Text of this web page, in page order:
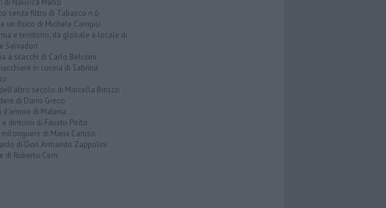
di Nausica Manzi
senza filtro di Tabasco n.6
un fisico di Michele Campisi
e territorio, da globale a locale di
Salvadori
a scacchi di Carlo Belciani
in cucina di Sabrina
secolo di Marcella Bitozzi
di Dario Greco
d'amore di Malena ...
e dintorni di Fausto Pirìto
di Maria Caruso
di Don Armando Zappolini
di Roberto Cerri